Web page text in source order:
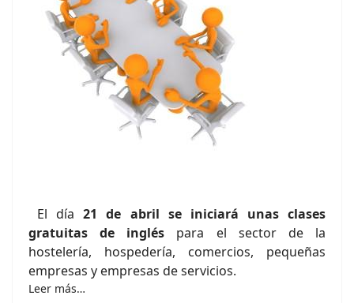
El día21 de abril se iniciará unas clases
gratuitas de inglés para el sector de la
hostelería, hospedería, comercios, pequeñas
empresas y empresas de servicios.
Leer más…